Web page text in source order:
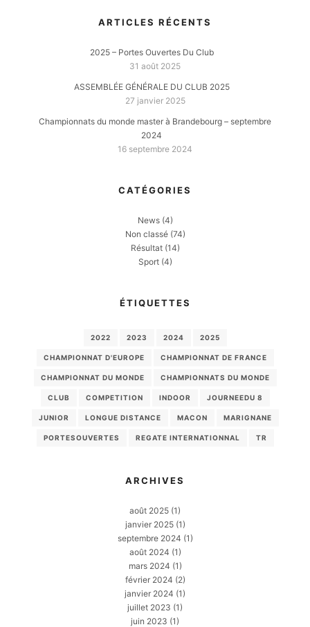
ARTICLES RÉCENTS
2025 – Portes Ouvertes Du Club
31 août 2025
ASSEMBLÉE GÉNÉRALE DU CLUB 2025
27 janvier 2025
Championnats du monde master à Brandebourg – septembre
2024
16 septembre 2024
CATÉGORIES
News(4)
Non classé(74)
Résultat(14)
Sport(4)
ÉTIQUETTES
2022 2023 2024 2025
CHAMPIONNAT D'EUROPE CHAMPIONNAT DE FRANCE
CHAMPIONNAT DU MONDE CHAMPIONNATS DU MONDE
CLUB COMPETITION INDOOR JOURNEEDU 8
JUNIOR LONGUE DISTANCE MACON MARIGNANE
PORTESOUVERTES REGATE INTERNATIONNAL TR
ARCHIVES
août 2025 (1)
janvier 2025(1)
septembre 2024 (1)
août 2024 (1)
mars 2024 (1)
février 2024 (2)
janvier 2024 (1)
juillet 2023 (1)
juin 2023 (1)